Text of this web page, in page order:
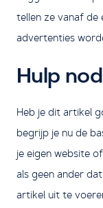
tellen ze vanaf de
advertenties
Hulp
Heb je dit artikel
begrijp je nu de
je eigen website
als geen ander
artikel uit te